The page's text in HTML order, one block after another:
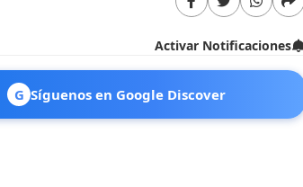
Activar Notificaciones
G Síguenos en Google Discover